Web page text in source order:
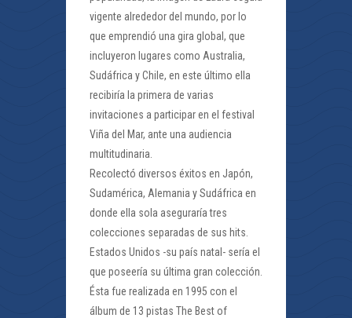
vigente alrededor del mundo, por lo
que emprendió una gira global, que
incluyeron lugares como Australia,
Sudáfrica y Chile, en este último ella
recibiría la primera de varias
invitaciones a participar en el festival
Viña del Mar, ante una audiencia
multitudinaria.
Recolectó diversos éxitos en Japón,
Sudamérica, Alemania y Sudáfrica en
donde ella sola aseguraría tres
colecciones separadas de sus hits.
Estados Unidos -su país natal- sería el
que poseería su última gran colección.
Ésta fue realizada en 1995 con el
álbum de 13 pistas The Best of